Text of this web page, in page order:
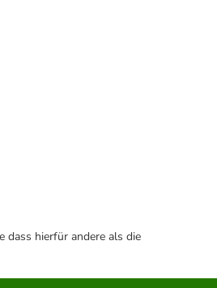
dass hierfür andere als die